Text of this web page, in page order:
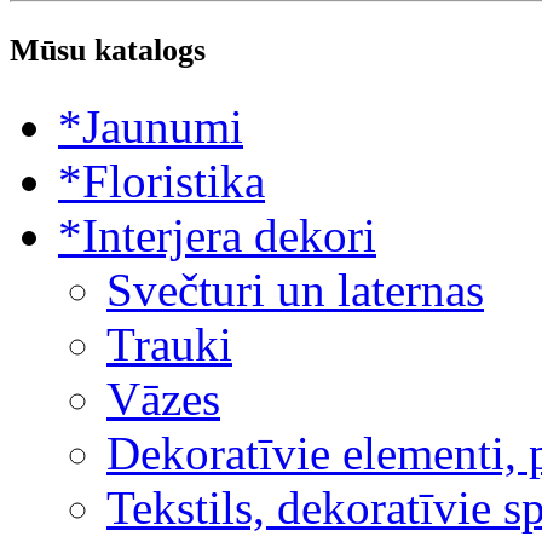
Mūsu katalogs
*Jaunumi
*Floristika
*Interjera dekori
Svečturi un laternas
Trauki
Vāzes
Dekoratīvie elementi,
Tekstils, dekoratīvie